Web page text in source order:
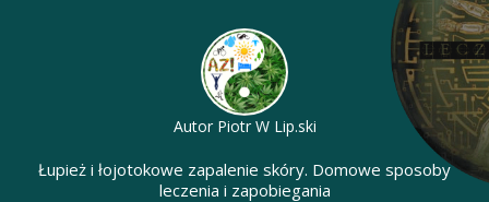
Autor Piotr W Lip.ski
Łupież i łojotokowe zapalenie skóry. Domowe sposoby
leczenia i zapobiegania